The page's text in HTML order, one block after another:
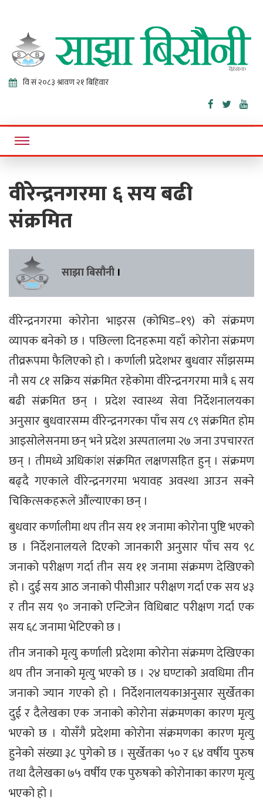
Sajha
Bisaunee
Online News Portal
वीरेन्द्रनगरमा ६ सय बढी
संक्रमित
साझा बिसौनी ।
वीरेन्द्रनगरमा कोरोना भाइरस (कोभिड–१९) को संक्रमण
व्यापक बनेको छ । पछिल्ला दिनहरूमा यहाँ कोरोना संक्रमण
तीव्ररूपमा फैलिएको हो । कर्णाली प्रदेशभर बुधवार साँझसम्म
नौ सय ८१ सक्रिय संक्रमित रहेकोमा वीरेन्द्रनगरमा मात्रै ६ सय
बढी संक्रमित छन् । प्रदेश स्वास्थ्य सेवा निर्देशनालयका
अनुसार बुधवारसम्म वीरेन्द्रनगरका पाँच सय ८९ संक्रमित होम
आइसोलेसनमा छन् भने प्रदेश अस्पतालमा २७ जना उपचाररत
छन् । तीमध्ये अधिकांश संक्रमित लक्षणसहित हुन् । संक्रमण
बढ्दै गएकाले वीरेन्द्रनगरमा भयावह अवस्था आउन सक्ने
चिकित्सकहरूले औंल्याएका छन् ।
बुधवार कर्णालीमा थप तीन सय ११ जनामा कोरोना पुष्टि भएको
छ । निर्देशनालयले दिएको जानकारी अनुसार पाँच सय ९८
जनाको परीक्षण गर्दा तीन सय ११ जनामा संक्रमण देखिएको
हो । दुई सय आठ जनाको पीसीआर परीक्षण गर्दा एक सय ४३
र तीन सय ९० जनाको एन्टिजेन विधिबाट परीक्षण गर्दा एक
सय ६८ जनामा भेटिएको छ ।
तीन जनाको मृत्यु कर्णाली प्रदेशमा कोरोना संक्रमण देखिएका
थप तीन जनाको मृत्यु भएको छ । २४ घण्टाको अवधिमा तीन
जनाको ज्यान गएको हो । निर्देशनालयकाअनुसार सुर्खेतका
दुई र दैलेखका एक जनाको कोरोना संक्रमणका कारण मृत्यु
भएको छ । योसँगै प्रदेशमा कोरोना संक्रमणका कारण मृत्यु
हुनेको संख्या ३८ पुगेको छ । सुर्खेतका ५० र ६४ वर्षीय पुरुष
तथा दैलेखका ७५ वर्षीय एक पुरुषको कोरोनाका कारण मृत्यु
भएको हो ।